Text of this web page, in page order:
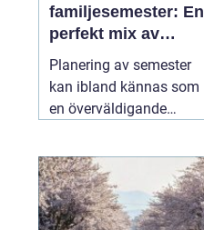
familjesemester: En
perfekt mix av
äventyr och
återhämtning
Planering av semester
kan ibland kännas som
en överväldigande
strävar efter att
tillfredsställa alla
familjemedlemmars
önskemål. En05 juli